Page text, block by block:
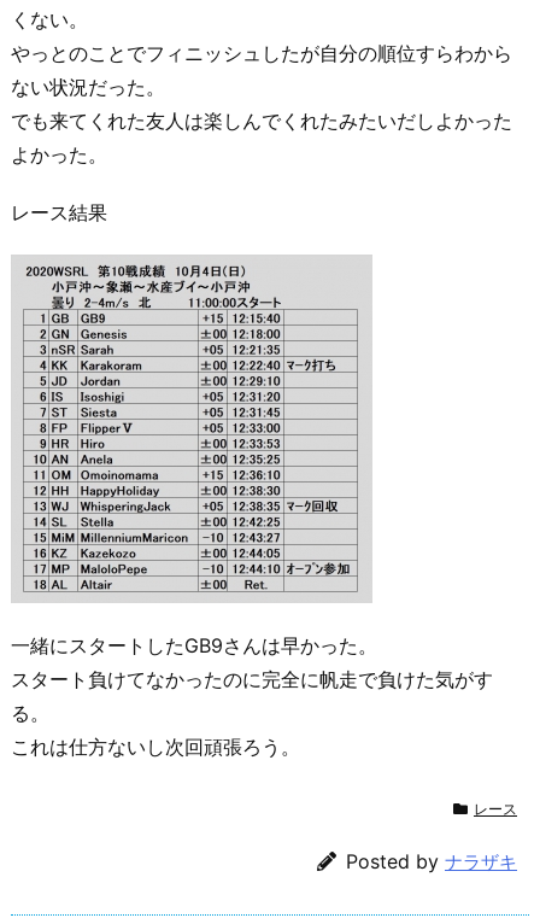
くない。
やっとのことでフィニッシュしたが自分の順位すらわから
ない状況だった。
でも来てくれた友人は楽しんでくれたみたいだしよかった
よかった。
レース結果
一緒にスタートしたGB9さんは早かった。
スタート負けてなかったのに完全に帆走で負けた気がす
る。
これは仕方ないし次回頑張ろう。
レース
Posted by ナラザキ